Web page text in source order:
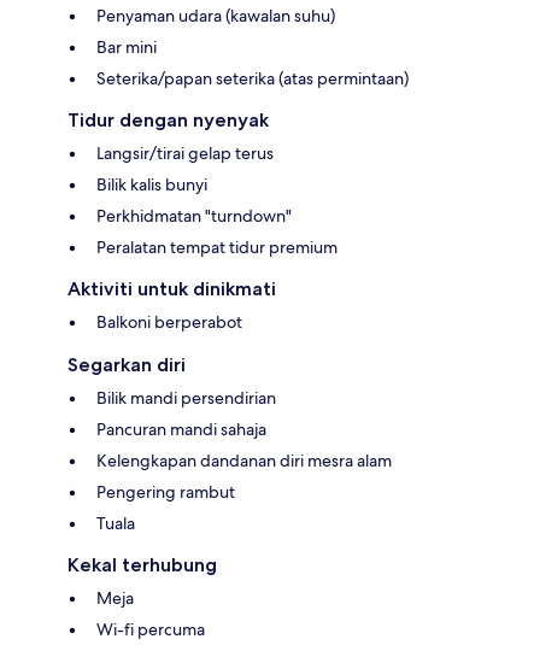
Penyaman udara (kawalan suhu)
Bar mini
Seterika/papan seterika (atas permintaan)
Tidur dengan nyenyak
Langsir/tirai gelap terus
Bilik kalis bunyi
Perkhidmatan "turndown"
Peralatan tempat tidur premium
Aktiviti untuk dinikmati
Balkoni berperabot
Segarkan diri
Bilik mandi persendirian
Pancuran mandi sahaja
Kelengkapan dandanan diri mesra alam
Pengering rambut
Tuala
Kekal terhubung
Meja
Wi-fi percuma